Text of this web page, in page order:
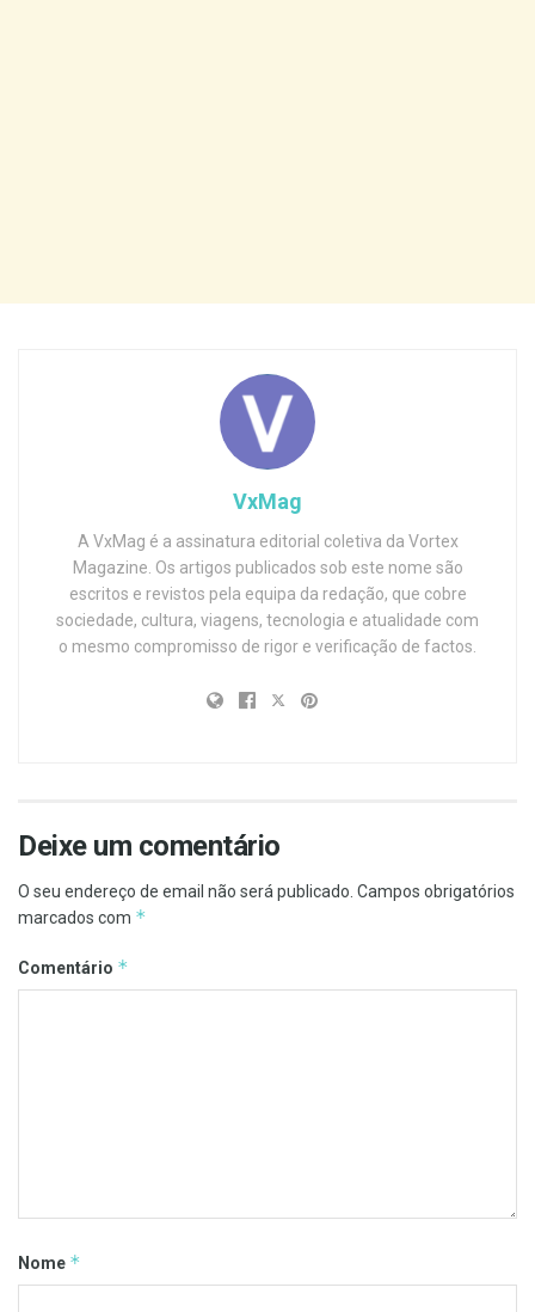
VxMag
A VxMag é a assinatura editorial coletiva da Vortex
Magazine. Os artigos publicados sob este nome são
escritos e revistos pela equipa da redação, que cobre
sociedade, cultura, viagens, tecnologia e atualidade com
o mesmo compromisso de rigor e verificação de factos.
Deixe um comentário
O seu endereço de email não será publicado. Campos obrigatórios
marcados com *
Comentário *
Nome *